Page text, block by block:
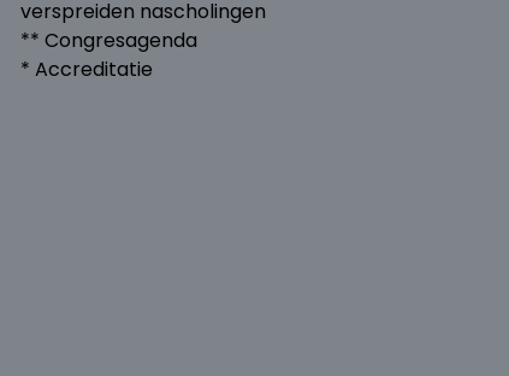
verspreiden nascholingen
** Congresagenda
* Accreditatie